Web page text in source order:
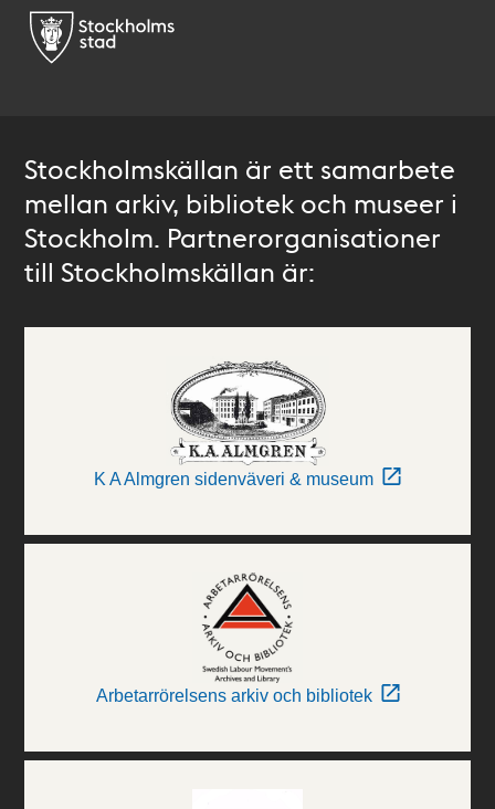
Stockholmskällan är ett samarbete
mellan arkiv, bibliotek och museer i
Stockholm. Partnerorganisationer
till Stockholmskällan är:
K A Almgren sidenväveri & museum
Arbetarrörelsens arkiv och bibliotek